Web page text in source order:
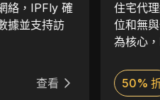
絡，IPFly 確
據並支持訪
查看
住宅代
位和無
為核心
覽器無
可檢測的
50%